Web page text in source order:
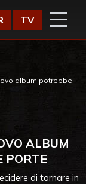
TV
album potrebbe
ALBUM
PORTE
di tornare in